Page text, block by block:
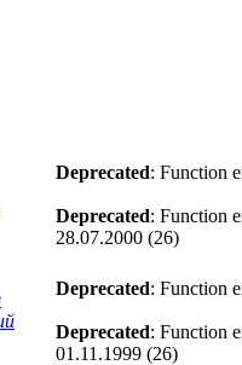
Deprecated: Function
Deprecated: Function
28.07.2000 (26)
Deprecated: Function
Deprecated: Function
01.11.1999 (26)